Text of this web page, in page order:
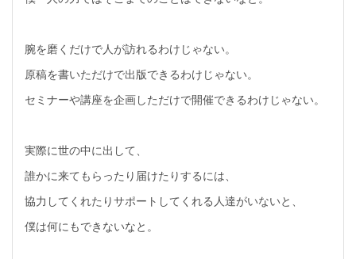
腕を磨くだけで人が訪れるわけじゃない。
原稿を書いただけで出版できるわけじゃない。
セミナーや講座を企画しただけで開催できるわけじゃない。
実際に世の中に出して、
誰かに来てもらったり届けたりするには、
協力してくれたりサポートしてくれる人達がいないと、
僕は何にもできないなと。